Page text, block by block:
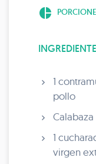
pie_chart
1
pollo
Calabaza
1
virgen